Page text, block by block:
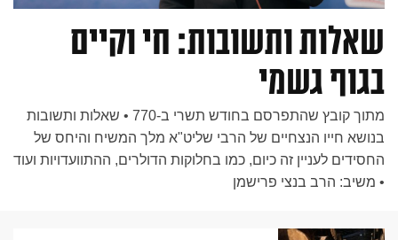
שאלות ותשובות: חי וקיים
בגוף גשמי
מתוך קובץ שהתפרסם בחודש תשרי ב-770 • שאלות ותשובות
בנושא חייו הנצחיים של הרבי שליט"א מלך המשיח והיחס של
החסידים לעניין זה כיום, כמו בחלוקות הדולרים, ההתוועדויות ועוד
• משיב: הרב בנצי פרישמן